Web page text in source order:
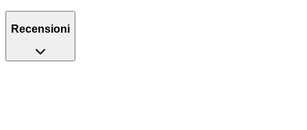
Recensioni